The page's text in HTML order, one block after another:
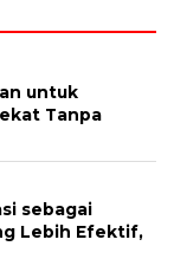
untuk
Tanpa
sebagai
Lebih Efektif,